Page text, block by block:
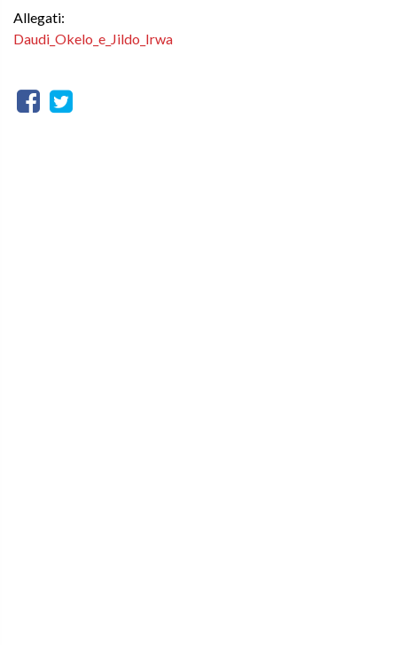
Allegati:
Daudi_Okelo_e_Jildo_Irwa